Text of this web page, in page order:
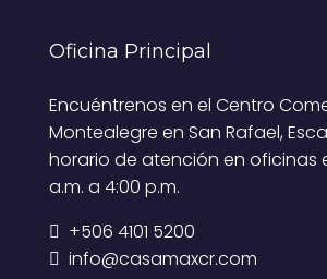
Oficina Principal
Encuéntrenos en el Centro
Montealegre en San Rafael,
horario de atención en oficinas
a.m. a 4:00 p.m.
+506 4101 5200
info@casamaxcr.com